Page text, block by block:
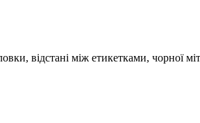
відстані між етикетками, чорної